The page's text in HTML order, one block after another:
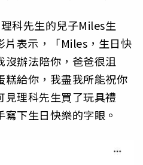
科先生的兒子Miles生
片表示，「Miles，生日快
沒辦法陪你，爸爸很沮
糕給你，我盡我所能祝你
見理科先生買了玩具禮
下生日快樂的字眼。